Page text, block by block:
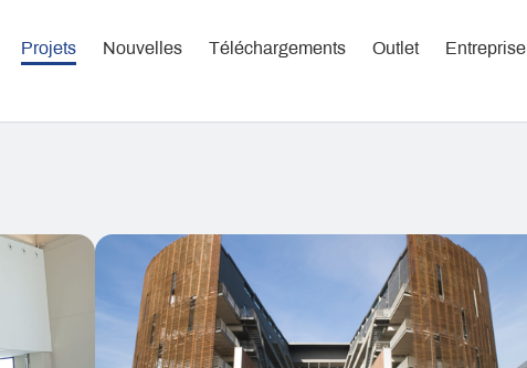
Projets Nouvelles Téléchargements Outlet Entreprise